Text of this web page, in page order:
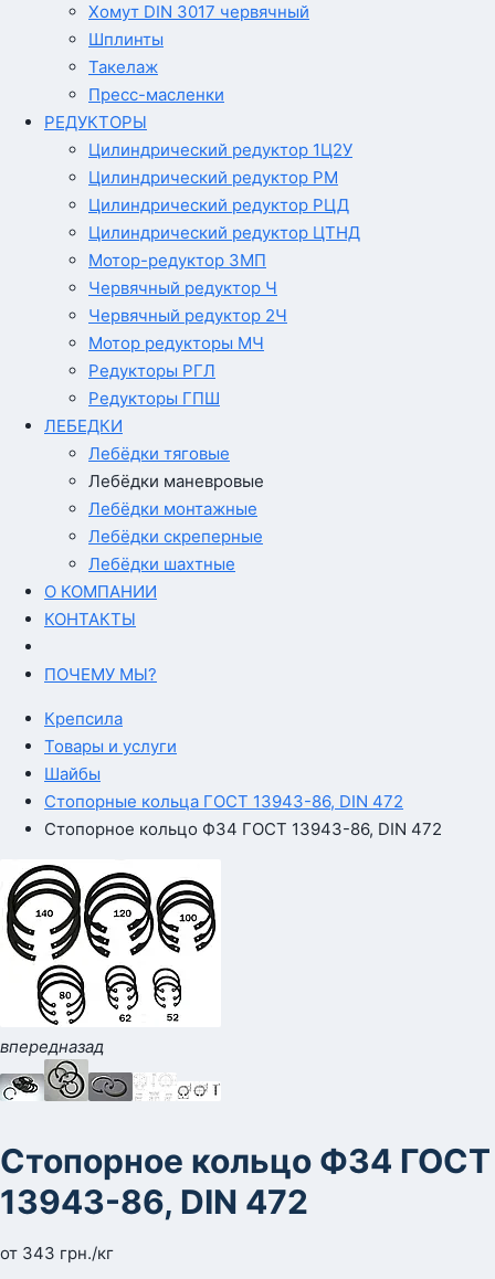
Хомут DIN 3017 червячный
Шплинты
Такелаж
Пресс-масленки
РЕДУКТОРЫ
Цилиндрический редуктор 1Ц2У
Цилиндрический редуктор РМ
Цилиндрический редуктор РЦД
Цилиндрический редуктор ЦТНД
Мотор-редуктор 3МП
Червячный редуктор Ч
Червячный редуктор 2Ч
Мотор редукторы МЧ
Редукторы РГЛ
Редукторы ГПШ
ЛЕБЕДКИ
Лебёдки тяговые
Лебёдки маневровые
Лебёдки монтажные
Лебёдки скреперные
Лебёдки шахтные
О КОМПАНИИ
КОНТАКТЫ
ПОЧЕМУ МЫ?
Крепсила
Товары и услуги
Шайбы
Стопорные кольца ГОСТ 13943-86, DIN 472
Стопорное кольцо Ф34 ГОСТ 13943-86, DIN 472
впередназад
Стопорное кольцо Ф34 ГОСТ
13943-86, DIN 472
от 343 грн./кг